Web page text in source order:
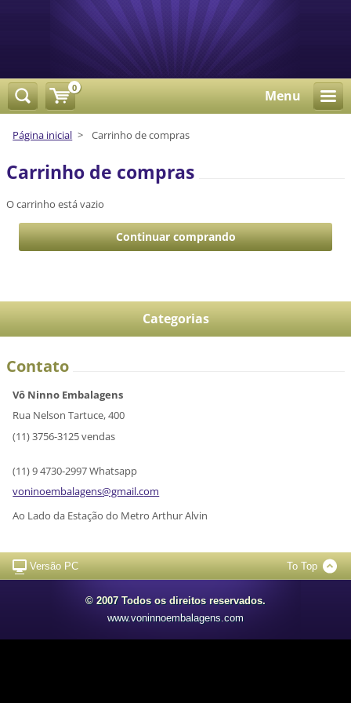
Menu
Página inicial > Carrinho de compras
Carrinho de compras
O carrinho está vazio
Categorias
Contato
Vô Ninno Embalagens
Rua Nelson Tartuce, 400
(11) 3756-3125 vendas
(11) 9 4730-2997 Whatsapp
voninoembalagens@gmail.com
Ao Lado da Estação do Metro Arthur Alvin
Versão PC To Top
© 2007 Todos os direitos reservados.
www.voninnoembalagens.com
0